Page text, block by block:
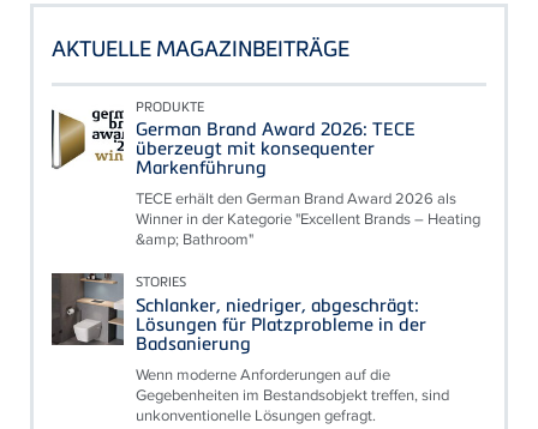
AKTUELLE MAGAZINBEITRÄGE
PRODUKTE
German Brand Award 2026: TECE
überzeugt mit konsequenter
Markenführung
TECE erhält den German Brand Award 2026 als
Winner in der Kategorie "Excellent Brands – Heating
&amp; Bathroom"
STORIES
Schlanker, niedriger, abgeschrägt:
Lösungen für Platzprobleme in der
Badsanierung
Wenn moderne Anforderungen auf die
Gegebenheiten im Bestandsobjekt treffen, sind
unkonventionelle Lösungen gefragt.